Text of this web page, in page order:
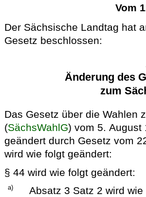
Vom
Der Sächsische Landtag hat
Gesetz beschlossen:
Änderung des
zum
Das Gesetz über die Wahlen
(SächsWahlG) vom 5. August
geändert durch Gesetz vom
wird wie folgt geändert:
§ 44 wird wie folgt geändert:
a)
Absatz 3 Satz 2 wird